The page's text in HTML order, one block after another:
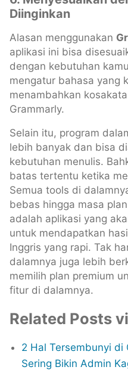
Diinginkan
Alasan menggunakan
aplikasi ini bisa
dengan kebutuhan
mengatur bahasa yang
menambahkan
Grammarly.
Selain itu, program
lebih banyak dan bisa
kebutuhan menulis.
batas tertentu ketika
Semua tools di
bebas hingga masa
adalah aplikasi yang
untuk mendapatkan
Inggris yang rapi. Tak
dalamnya juga lebih
memilih plan premium
fitur di dalamnya.
Related Posts
2 Hal Tersembunyi di
Sering Bikin Admin